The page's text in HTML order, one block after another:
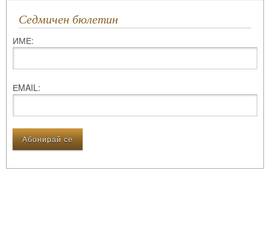
Седмичен бюлетин
ИМЕ:
ЕMAIL: